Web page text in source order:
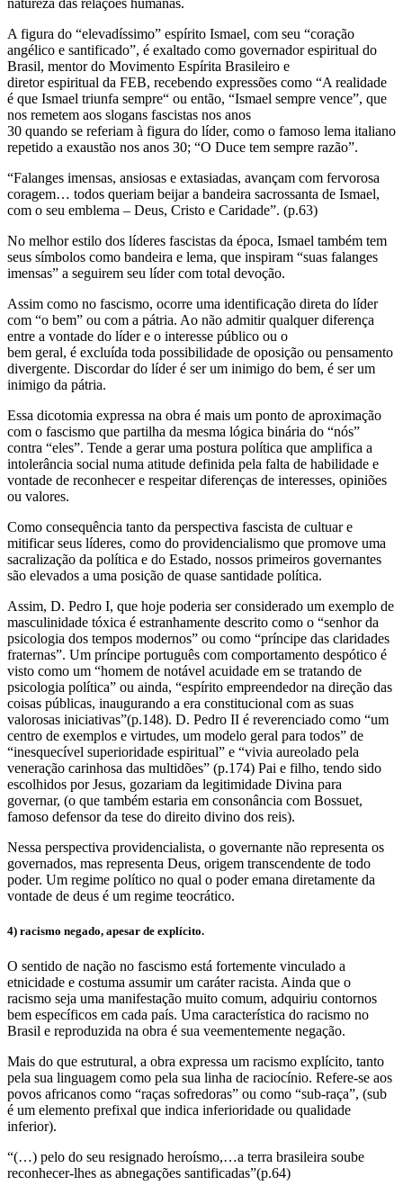
natureza das relações humanas.
A figura do “elevadíssimo” espírito Ismael, com seu “coração
angélico e santificado”, é exaltado como governador espiritual do
Brasil, mentor do Movimento Espírita Brasileiro e
diretor espiritual da FEB, recebendo expressões como “A realidade
é que Ismael triunfa sempre“ ou então, “Ismael sempre vence”, que
nos remetem aos slogans fascistas nos anos
30 quando se referiam à figura do líder, como o famoso lema italiano
repetido a exaustão nos anos 30; “O Duce tem sempre razão”.
“Falanges imensas, ansiosas e extasiadas, avançam com fervorosa
coragem… todos queriam beijar a bandeira sacrossanta de Ismael,
com o seu emblema – Deus, Cristo e Caridade”. (p.63)
No melhor estilo dos líderes fascistas da época, Ismael também tem
seus símbolos como bandeira e lema, que inspiram “suas falanges
imensas” a seguirem seu líder com total devoção.
Assim como no fascismo, ocorre uma identificação direta do líder
com “o bem” ou com a pátria. Ao não admitir qualquer diferença
entre a vontade do líder e o interesse público ou o
bem geral, é excluída toda possibilidade de oposição ou pensamento
divergente. Discordar do líder é ser um inimigo do bem, é ser um
inimigo da pátria.
Essa dicotomia expressa na obra é mais um ponto de aproximação
com o fascismo que partilha da mesma lógica binária do “nós”
contra “eles”. Tende a gerar uma postura política que amplifica a
intolerância social numa atitude definida pela falta de habilidade e
vontade de reconhecer e respeitar diferenças de interesses, opiniões
ou valores.
Como consequência tanto da perspectiva fascista de cultuar e
mitificar seus líderes, como do providencialismo que promove uma
sacralização da política e do Estado, nossos primeiros governantes
são elevados a uma posição de quase santidade política.
Assim, D. Pedro I, que hoje poderia ser considerado um exemplo de
masculinidade tóxica é estranhamente descrito como o “senhor da
psicologia dos tempos modernos” ou como “príncipe das claridades
fraternas”. Um príncipe português com comportamento despótico é
visto como um “homem de notável acuidade em se tratando de
psicologia política” ou ainda, “espírito empreendedor na direção das
coisas públicas, inaugurando a era constitucional com as suas
valorosas iniciativas”(p.148). D. Pedro II é reverenciado como “um
centro de exemplos e virtudes, um modelo geral para todos” de
“inesquecível superioridade espiritual” e “vivia aureolado pela
veneração carinhosa das multidões” (p.174) Pai e filho, tendo sido
escolhidos por Jesus, gozariam da legitimidade Divina para
governar, (o que também estaria em consonância com Bossuet,
famoso defensor da tese do direito divino dos reis).
Nessa perspectiva providencialista, o governante não representa os
governados, mas representa Deus, origem transcendente de todo
poder. Um regime político no qual o poder emana diretamente da
vontade de deus é um regime teocrático.
4) racismo negado, apesar de explícito.
O sentido de nação no fascismo está fortemente vinculado a
etnicidade e costuma assumir um caráter racista. Ainda que o
racismo seja uma manifestação muito comum, adquiriu contornos
bem específicos em cada país. Uma característica do racismo no
Brasil e reproduzida na obra é sua veementemente negação.
Mais do que estrutural, a obra expressa um racismo explícito, tanto
pela sua linguagem como pela sua linha de raciocínio. Refere-se aos
povos africanos como “raças sofredoras” ou como “sub-raça”, (sub
é um elemento prefixal que indica inferioridade ou qualidade
inferior).
“(…) pelo do seu resignado heroísmo,…a terra brasileira soube
reconhecer-lhes as abnegações santificadas”(p.64)